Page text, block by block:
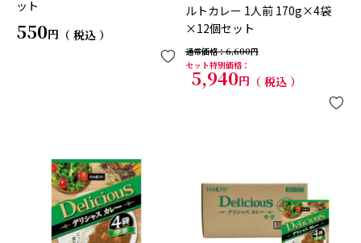
ット
550 税込
ルトカレー 1人前 170g×4袋
×12個セット
通常価格
6,600
セット特別価格
5,940 税込